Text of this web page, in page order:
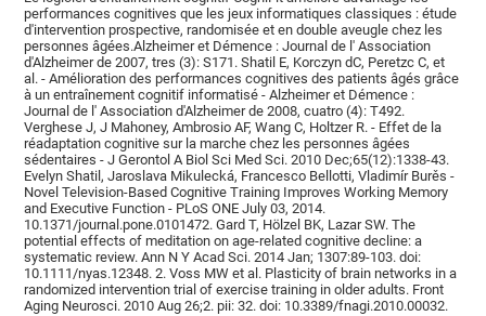
performances cognitives que les jeux informatiques classiques : étude
d'intervention prospective, randomisée et en double aveugle chez les
personnes âgées.Alzheimer et Démence : Journal de l' Association
d'Alzheimer de 2007, tres (3): S171. Shatil E, Korczyn dC, Peretzc C, et
al. - Amélioration des performances cognitives des patients âgés grâce
à un entraînement cognitif informatisé - Alzheimer et Démence :
Journal de l' Association d'Alzheimer de 2008, cuatro (4): T492.
Verghese J, J Mahoney, Ambrosio AF, Wang C, Holtzer R. - Effet de la
réadaptation cognitive sur la marche chez les personnes âgées
sédentaires - J Gerontol A Biol Sci Med Sci. 2010 Dec;65(12):1338-43.
Evelyn Shatil, Jaroslava Mikulecká, Francesco Bellotti, Vladimír Burěs -
Novel Television-Based Cognitive Training Improves Working Memory
and Executive Function - PLoS ONE July 03, 2014.
10.1371/journal.pone.0101472. Gard T, Hölzel BK, Lazar SW. The
potential effects of meditation on age-related cognitive decline: a
systematic review. Ann N Y Acad Sci. 2014 Jan; 1307:89-103. doi:
10.1111/nyas.12348. 2. Voss MW et al. Plasticity of brain networks in a
randomized intervention trial of exercise training in older adults. Front
Aging Neurosci. 2010 Aug 26;2. pii: 32. doi: 10.3389/fnagi.2010.00032.